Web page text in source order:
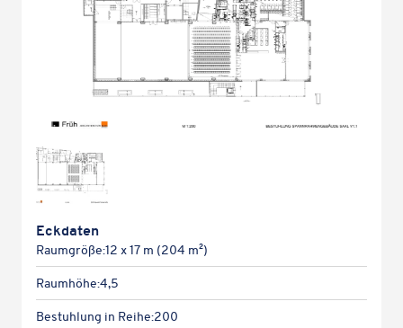
Eckda­ten
Raum­größe:12 x 17 m (204 m²)
Raum­höhe:4,5
Bestuh­lung in Reihe:200